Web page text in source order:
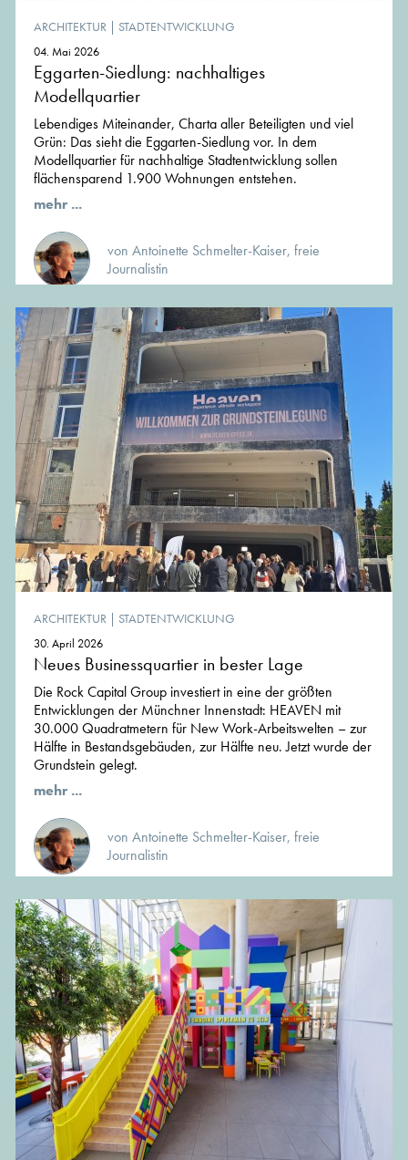
ARCHITEKTUR | STADTENTWICKLUNG
04. Mai 2026
Eggarten-Siedlung: nachhaltiges
Modellquartier
Lebendiges Miteinander, Charta aller Beteiligten und viel
Grün: Das sieht die Eggarten-Siedlung vor. In dem
Modellquartier für nachhaltige Stadtentwicklung sollen
flächensparend 1.900 Wohnungen entstehen.
mehr ...
von Antoinette Schmelter-Kaiser, freie
Journalistin
ARCHITEKTUR | STADTENTWICKLUNG
30. April 2026
Neues Businessquartier in bester Lage
Die Rock Capital Group investiert in eine der größten
Entwicklungen der Münchner Innenstadt: HEAVEN mit
30.000 Quadratmetern für New Work-Arbeitswelten – zur
Hälfte in Bestandsgebäuden, zur Hälfte neu. Jetzt wurde der
Grundstein gelegt.
mehr ...
von Antoinette Schmelter-Kaiser, freie
Journalistin